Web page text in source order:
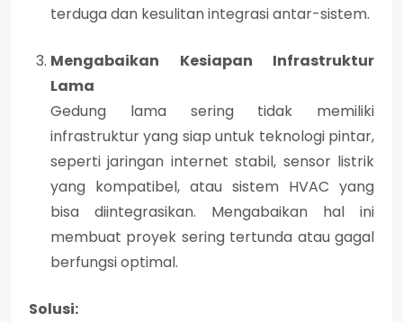
terduga dan kesulitan integrasi antar-sistem.
Mengabaikan Kesiapan Infrastruktur
Lama
Gedung lama sering tidak memiliki
infrastruktur yang siap untuk teknologi pintar,
seperti jaringan internet stabil, sensor listrik
yang kompatibel, atau sistem HVAC yang
bisa diintegrasikan. Mengabaikan hal ini
membuat proyek sering tertunda atau gagal
berfungsi optimal.
Solusi: